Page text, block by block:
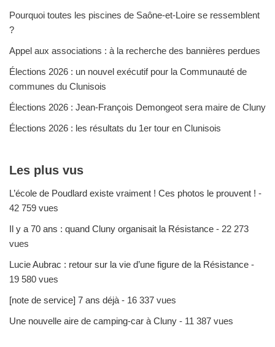
Pourquoi toutes les piscines de Saône-et-Loire se ressemblent
?
Appel aux associations : à la recherche des bannières perdues
Élections 2026 : un nouvel exécutif pour la Communauté de
communes du Clunisois
Élections 2026 : Jean-François Demongeot sera maire de Cluny
Élections 2026 : les résultats du 1er tour en Clunisois
Les plus vus
L’école de Poudlard existe vraiment ! Ces photos le prouvent ! -
42 759 vues
Il y a 70 ans : quand Cluny organisait la Résistance - 22 273
vues
Lucie Aubrac : retour sur la vie d’une figure de la Résistance -
19 580 vues
[note de service] 7 ans déjà - 16 337 vues
Une nouvelle aire de camping-car à Cluny - 11 387 vues